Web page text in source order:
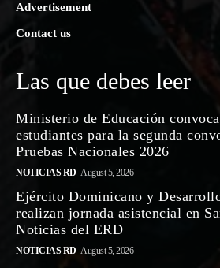
Advertisement
Contact us
Las que debes leer
Ministerio de Educación
estudiantes para la segunda
Pruebas Nacionales 2026
NOTICIAS RD August 5, 2026
Ejército Dominicano y
realizan jornada asistencial en
Noticias del ERD
NOTICIAS RD August 5, 2026